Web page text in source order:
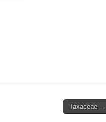
Taxaceae →